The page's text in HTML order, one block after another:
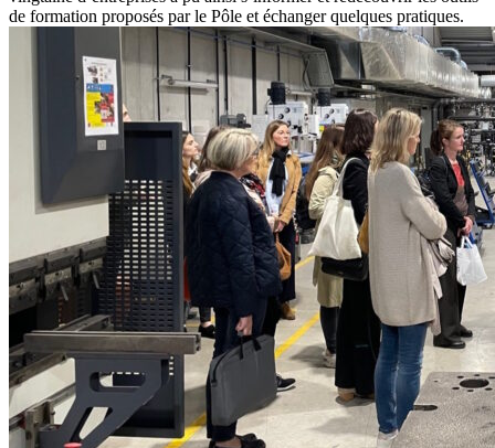
de formation proposés par le Pôle et échanger quelques pratiques.